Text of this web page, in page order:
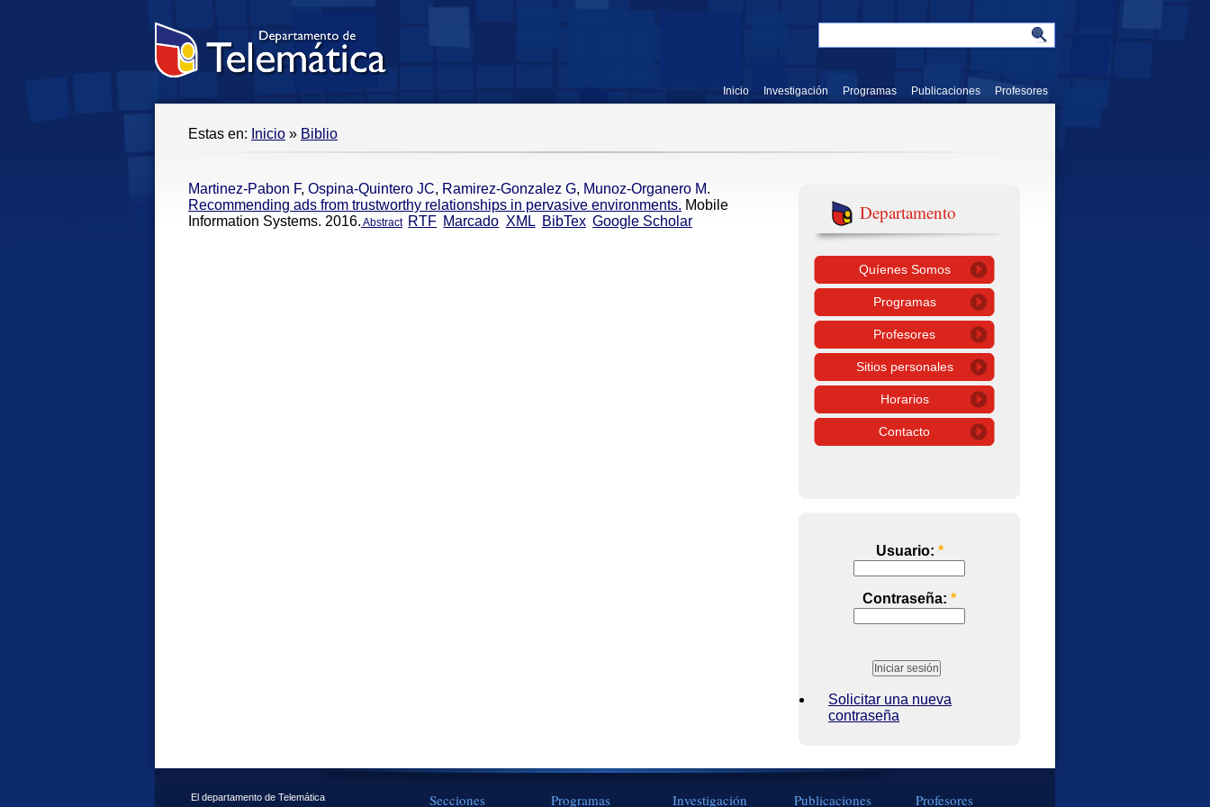
Inicio Investigación Programas Publicaciones Profesores
Estas en: Inicio » Biblio
Martinez-Pabon F, Ospina-Quintero JC, Ramirez-Gonzalez G, Munoz-Organero M.
Recommending ads from trustworthy relationships in pervasive environments. Mobile
Information Systems. 2016. Abstract RTF Marcado XML BibTex Google Scholar Departamento
Quíenes Somos
Programas
Profesores
Sitios personales
Horarios
Contacto
Usuario: *
Contraseña: *
Solicitar una nueva
contraseña
El departamento de Telemática
Secciones Programas Investigación Publicaciones Profesores